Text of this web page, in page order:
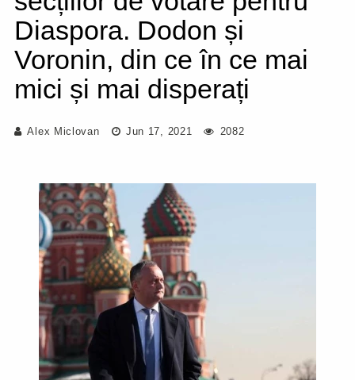
Diaspora. Dodon și
Voronin, din ce în ce mai
mici și mai disperați
Alex Miclovan Jun 17, 2021 2082